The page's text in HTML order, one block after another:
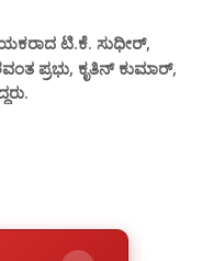
ಟಿ.ಕೆ. ಸುಧೀರ್,
ಪ್ರಭು, ಕೃತಿನ್ ಕುಮಾರ್,